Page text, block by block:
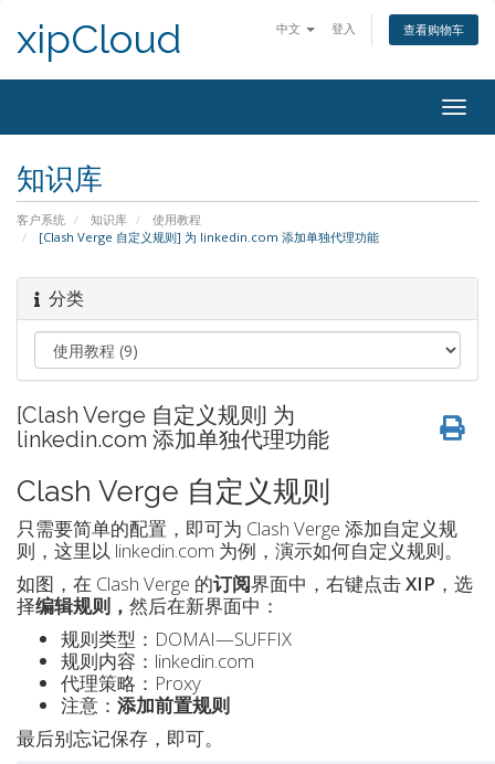
中文 登入 查看购物车
xipCloud
知识库
客户系统 知识库
使用教程
[Clash Verge 自定义规则] 为 linkedin.com 添加单独代理功能
分类
[Clash Verge 自定义规则] 为
linkedin.com 添加单独代理功能
Clash Verge 自定义规则
只需要简单的配置，即可为 Clash Verge 添加自定义规
则，这里以 linkedin.com 为例，演示如何自定义规则。
如图，在 Clash Verge 的订阅界面中，右键点击XIP ，选
择编辑规则， 然后在新界面中：
规则类型：DOMAI—SUFFIX
规则内容：linkedin.com
代理策略：Proxy
注意： 添加前置规则
最后别忘记保存，即可。